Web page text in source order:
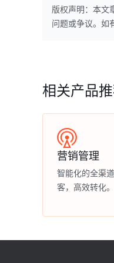
版权声明：本文
问题或争议。如
相关产品
营销管理
智能化的全渠
客，高效转化。